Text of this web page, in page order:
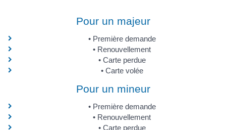
Pour un majeur
Première demande
Renouvellement
Carte perdue
Carte volée
Pour un mineur
Première demande
Renouvellement
Carte perdue